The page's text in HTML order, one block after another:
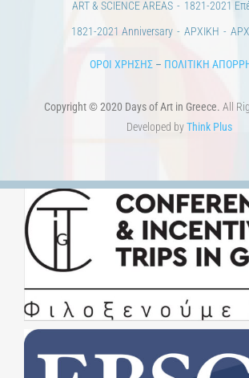
ART & SCIENCE AREAS
1821-2021
1821-2021 Anniversary
ΑΡΧΙΚΗ
ΟΡΟΙ ΧΡΗΣΗΣ– ΠΟΛΙΤΙΚΗ
Copyright © 2020 Days of Art in Greece. All
Developed byThink Plus